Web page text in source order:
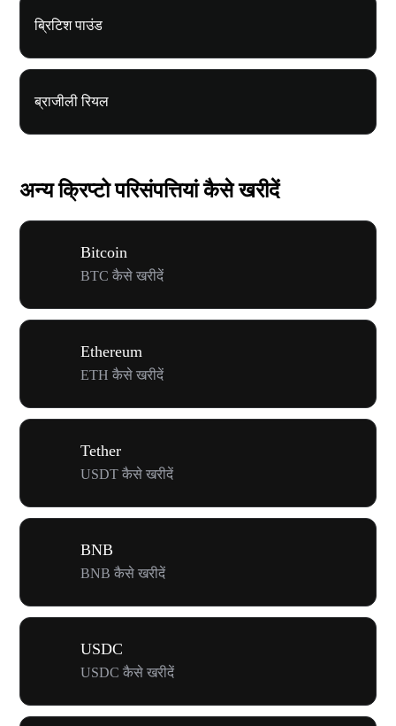
ब्रिटिश पाउंड
ब्राजीली रियल
अन्य क्रिप्टो परिसंपत्तियां कैसे खरीदें
Bitcoin
BTC कैसे खरीदें
Ethereum
ETH कैसे खरीदें
Tether
USDT कैसे खरीदें
BNB
BNB कैसे खरीदें
USDC
USDC कैसे खरीदें